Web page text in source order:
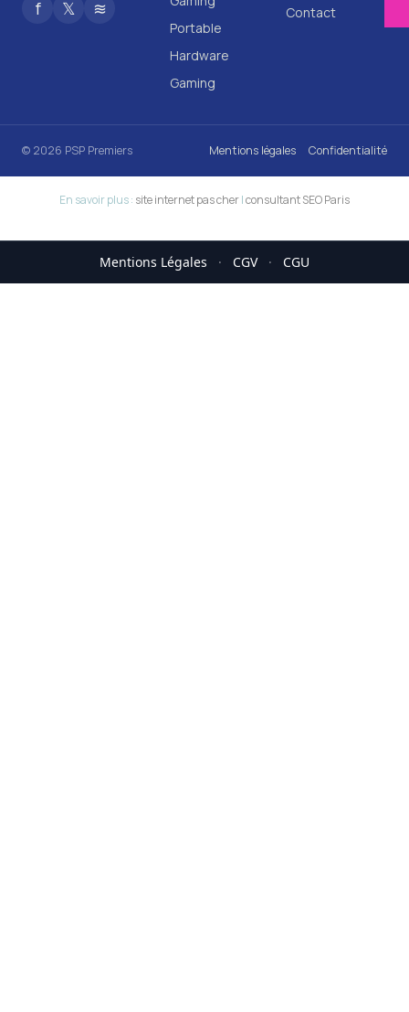
f 𝕏 ≋
Portable
Hardware
Gaming
Contact
© 2026 PSP Premiers Mentions légales Confidentialité
En savoir plus : site internet pas cher|consultant SEO Paris
Mentions Légales · CGV · CGU